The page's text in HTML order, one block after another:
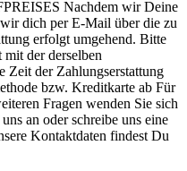
Nachdem wir Deine
dich per E-Mail über die zu
erfolgt umgehend. Bitte
mit der derselben
Zeit der Zahlungserstattung
bzw. Kreditkarte ab Für
Fragen wenden Sie sich
an oder schreibe uns eine
Kontaktdaten findest Du